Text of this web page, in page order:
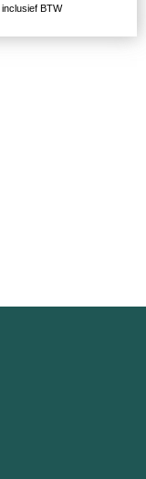
inclusief BTW